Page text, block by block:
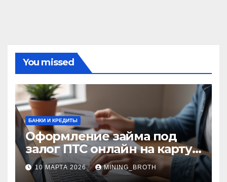
You missed
БАНКИ И КРЕДИТЫ
Оформление займа под
залог ПТС онлайн на карту
без визита в офис: порядок,
требования и документы
10 МАРТА 2026 MINING_BROTH